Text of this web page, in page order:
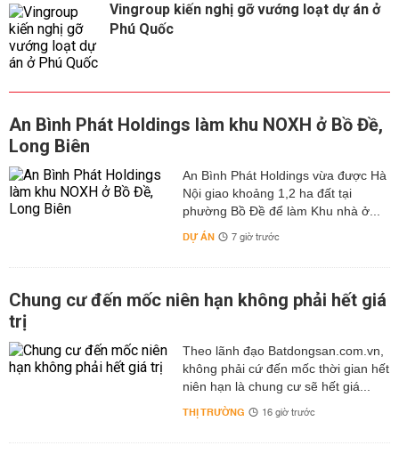
Vingroup kiến nghị gỡ vướng loạt dự án ở
Phú Quốc
An Bình Phát Holdings làm khu NOXH ở Bồ Đề,
Long Biên
An Bình Phát Holdings vừa được Hà
Nội giao khoảng 1,2 ha đất tại
phường Bồ Đề để làm Khu nhà ở...
DỰ ÁN 7 giờ trước
Chung cư đến mốc niên hạn không phải hết giá
trị
Theo lãnh đạo Batdongsan.com.vn,
không phải cứ đến mốc thời gian hết
niên hạn là chung cư sẽ hết giá...
THỊ TRƯỜNG 16 giờ trước